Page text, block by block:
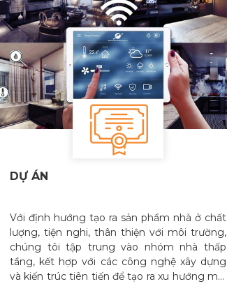
DỰ ÁN
Với định hướng tạo ra sản phẩm nhà ở chất
lượng, tiện nghi, thân thiện với môi trường,
chúng tôi tập trung vào nhóm nhà thấp
tầng, kết hợp với các công nghệ xây dựng
và kiến trúc tiên tiến để tạo ra xu hướng mới